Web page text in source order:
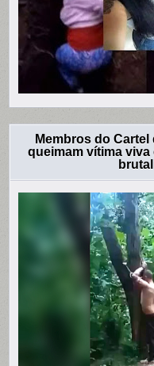
Membros do
queimam vítima viva